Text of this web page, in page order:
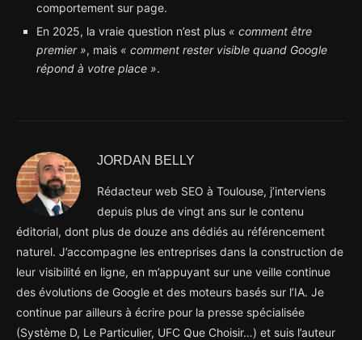
comportement sur page.
En 2025, la vraie question n’est plus « comment être
premier », mais « comment rester visible quand Google
répond à votre place ».
JORDAN BELLY
Rédacteur web SEO à Toulouse, j’interviens
depuis plus de vingt ans sur le contenu
éditorial, dont plus de douze ans dédiés au référencement
naturel. J’accompagne les entreprises dans la construction de
leur visibilité en ligne, en m’appuyant sur une veille continue
des évolutions de Google et des moteurs basés sur l’IA. Je
continue par ailleurs à écrire pour la presse spécialisée
(Système D, Le Particulier, UFC Que Choisir…) et suis l’auteur